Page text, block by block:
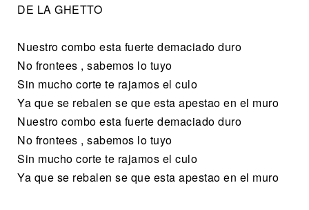
DE LA GHETTO
Nuestro combo esta fuerte demaciado duro
No frontees , sabemos lo tuyo
Sin mucho corte te rajamos el culo
Ya que se rebalen se que esta apestao en el muro
Nuestro combo esta fuerte demaciado duro
No frontees , sabemos lo tuyo
Sin mucho corte te rajamos el culo
Ya que se rebalen se que esta apestao en el muro